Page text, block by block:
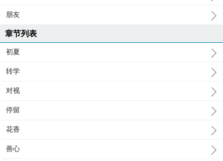
朋友
章节列表
初夏
转学
对视
停留
花香
善心